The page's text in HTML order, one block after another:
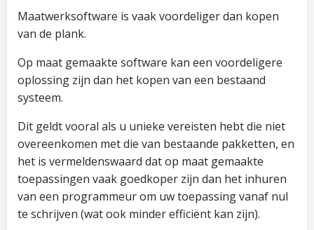
Maatwerksoftware is vaak voordeliger dan kopen
van de plank.
Op maat gemaakte software kan een voordeligere
oplossing zijn dan het kopen van een bestaand
systeem.
Dit geldt vooral als u unieke vereisten hebt die niet
overeenkomen met die van bestaande pakketten, en
het is vermeldenswaard dat op maat gemaakte
toepassingen vaak goedkoper zijn dan het inhuren
van een programmeur om uw toepassing vanaf nul
te schrijven (wat ook minder efficiënt kan zijn).